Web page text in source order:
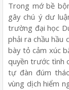
Trong mớ bề
gây chú ý dư
trường đại học
phải ra chầu hầu
bày tỏ cảm xúc
quyền trước tình
tự đàn đúm
vùng dịch hiểm